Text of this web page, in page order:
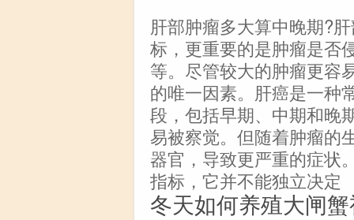
肝部肿瘤多大算中晚期?
标，更重要的是肿瘤是否
等。尽管较大的肿瘤更容
的唯一因素。肝癌是一种
段，包括早期、中期和晚
易被察觉。但随着肿瘤的
器官，导致更严重的症状
指标，它并不能独立决定
冬天如何养殖大闸